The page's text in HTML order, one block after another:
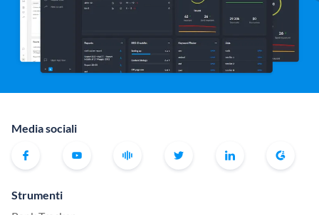
Media sociali
Strumenti